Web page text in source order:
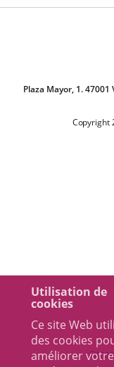
Utilisation de
cookies
Ce site Web
des cookies
améliorer votre
Plaza Mayor, 1.
Copyright